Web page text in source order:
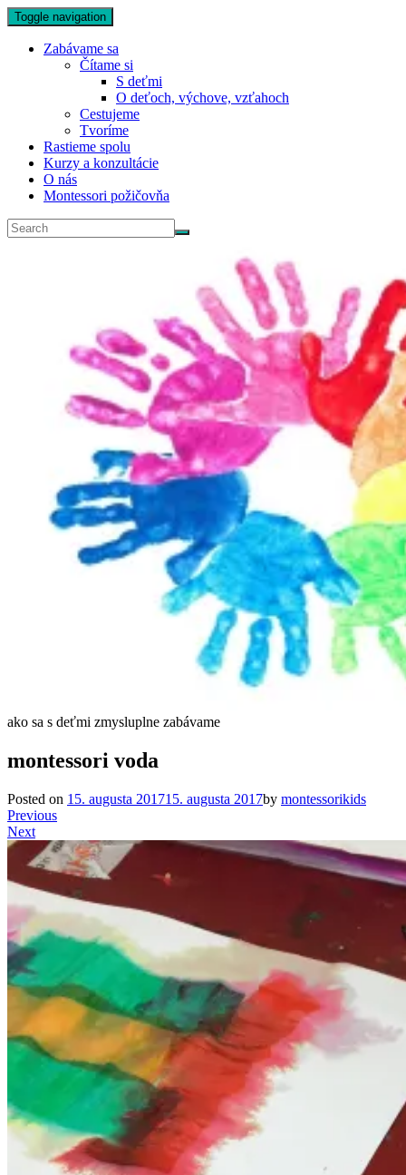
Toggle navigation
Zabávame sa
Čítame si
S deťmi
O deťoch, výchove, vzťahoch
Cestujeme
Tvoríme
Rastieme spolu
Kurzy a konzultácie
O nás
Montessori požičovňa
ako sa s deťmi zmysluplne zabávame
montessori voda
Posted on 15. augusta 201715. augusta 2017by montessorikids
Previous
Next